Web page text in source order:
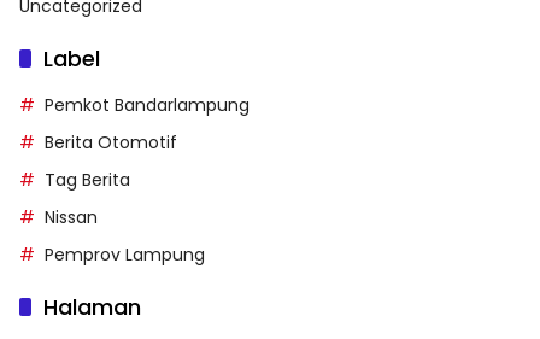
Uncategorized
Label
Pemkot Bandarlampung
Berita Otomotif
Tag Berita
Nissan
Pemprov Lampung
Halaman